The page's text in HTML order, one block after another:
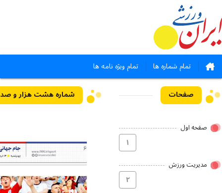
تمام شماره ها تمام ویژه نامه ها
صفحات
صفحه اول
۱
مدیریت ورزش
۲
شماره هشت هزار و صد و سی -